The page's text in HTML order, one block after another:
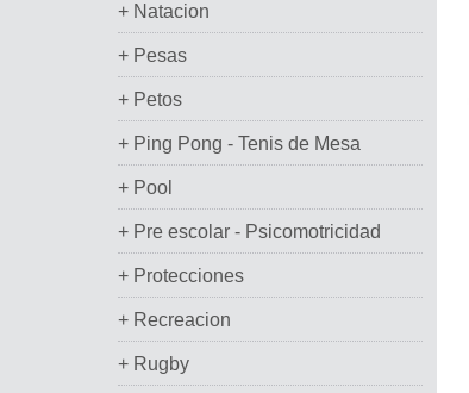
+ Natacion
+ Pesas
+ Petos
+ Ping Pong - Tenis de Mesa
+ Pool
+ Pre escolar - Psicomotricidad
+ Protecciones
+ Recreacion
+ Rugby